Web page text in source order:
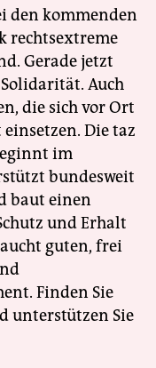
den kommenden
rechtsextreme
Gerade jetzt
Auch
die sich vor Ort
Die taz
im
bundesweit
baut einen
und Erhalt
guten, frei
Finden Sie
unterstützen Sie